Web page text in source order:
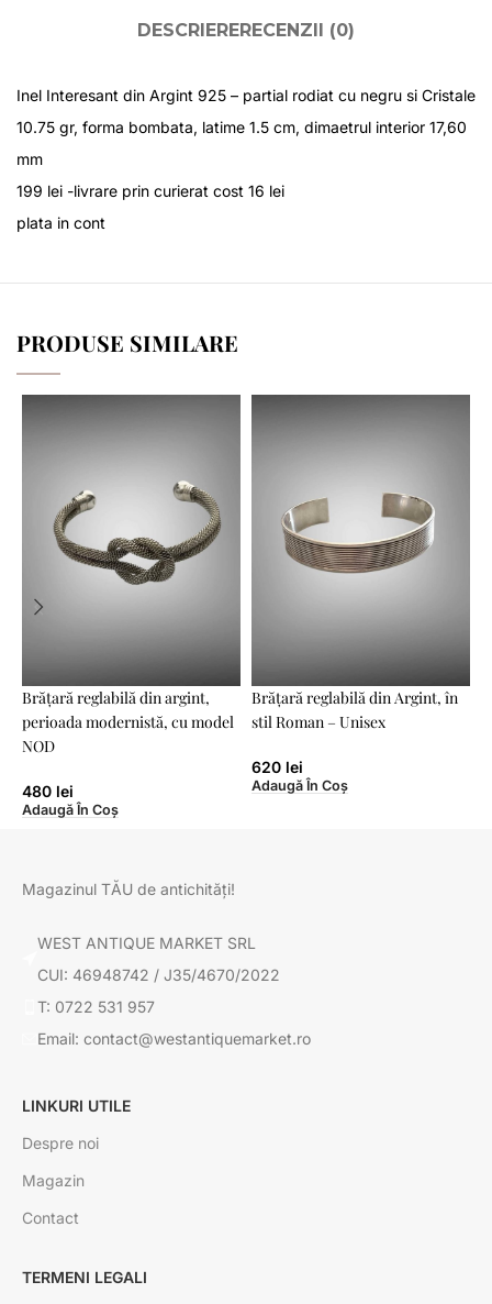
DESCRIERERECENZII (0)
Inel Interesant din Argint 925 – partial rodiat cu negru si Cristale
10.75 gr, forma bombata, latime 1.5 cm, dimaetrul interior 17,60
mm
199 lei -livrare prin curierat cost 16 lei
plata in cont
PRODUSE SIMILARE
Brățară reglabilă din argint,
perioada modernistă, cu model
NOD
480 lei
Adaugă În Coș
Brățară reglabilă din Argint, în
stil Roman – Unisex
620 lei
Adaugă În Coș
Magazinul TĂU de antichități!
WEST ANTIQUE MARKET SRL
CUI: 46948742 / J35/4670/2022
T: 0722 531 957
Email: contact@westantiquemarket.ro
LINKURI UTILE
Despre noi
Magazin
Contact
TERMENI LEGALI